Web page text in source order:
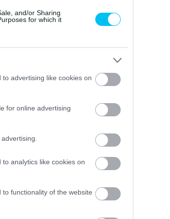
and/or Sharing
for which it
advertising like cookies on
for online advertising
analytics like cookies on
functionality of the website
az olasz
futamon a
– kevesebb
esti esős
visszatekintsen
hogy végre
elején nehezen
aztán más utat
sok pontunkba